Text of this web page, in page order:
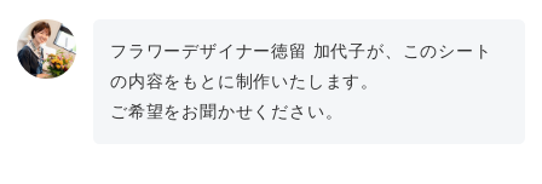
フラワーデザイナー徳留 加代子が、このシート
の内容をもとに制作いたします。
ご希望をお聞かせください。